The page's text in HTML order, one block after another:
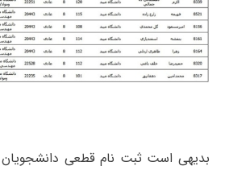
بدیهی است ثبت نام قطعی دانشجویان